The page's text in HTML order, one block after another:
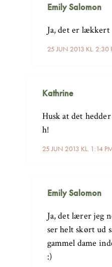
Emily Salomon
25 JUN 2013 KL. 2:30
Ja, det er lækkert
Kathrine
25 JUN 2013 KL. 1:14
Husk at det
h!
Emily Salomon
Ja, det lærer jeg
ser helt skørt ud
gammel dame
:)